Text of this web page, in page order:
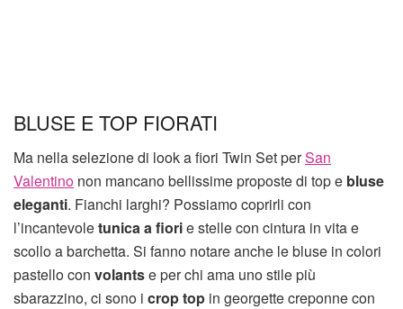
BLUSE E TOP FIORATI
Ma nella selezione di look a fiori Twin Set perSan
Valentino non mancano bellissime proposte di top e bluse
eleganti. Fianchi larghi? Possiamo coprirli con
l’incantevoletunica a fiorie stelle con cintura in vita e
scollo a barchetta. Si fanno notare anche le bluse in colori
pastello con volantse per chi ama uno stile più
sbarazzino, ci sono i crop top in georgette creponne con